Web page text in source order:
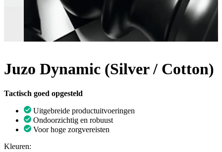
Juzo Dynamic (Silver / Cotton)
Tactisch goed opgesteld
Uitgebreide productuitvoeringen
Ondoorzichtig en robuust
Voor hoge zorgvereisten
Kleuren: